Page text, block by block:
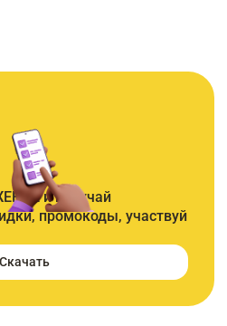
и получай
промокоды, участвуй
Скачать